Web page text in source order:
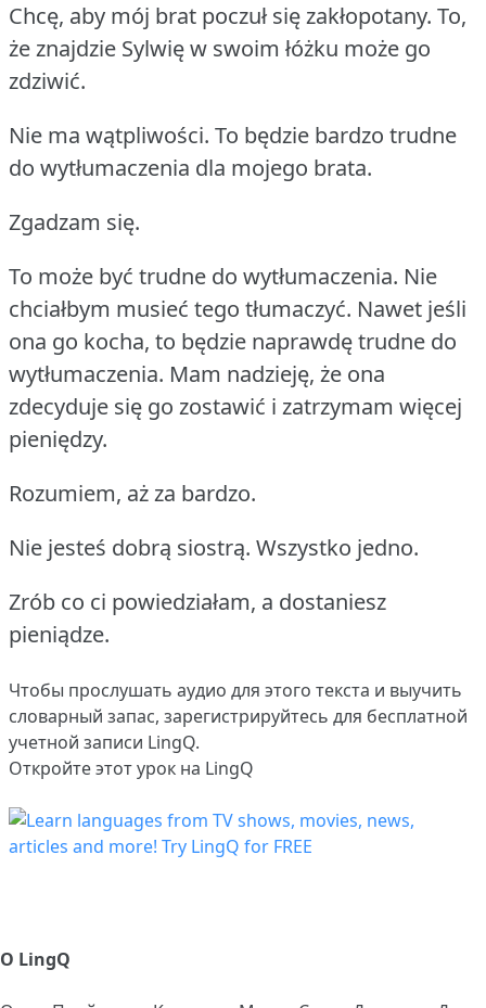
Chcę, aby mój brat poczuł się zakłopotany. To,
że znajdzie Sylwię w swoim łóżku może go
zdziwić.
Nie ma wątpliwości. To będzie bardzo trudne
do wytłumaczenia dla mojego brata.
Zgadzam się.
To może być trudne do wytłumaczenia. Nie
chciałbym musieć tego tłumaczyć. Nawet jeśli
ona go kocha, to będzie naprawdę trudne do
wytłumaczenia. Mam nadzieję, że ona
zdecyduje się go zostawić i zatrzymam więcej
pieniędzy.
Rozumiem, aż za bardzo.
Nie jesteś dobrą siostrą. Wszystko jedno.
Zrób co ci powiedziałam, a dostaniesz
pieniądze.
Чтобы прослушать аудио для этого текста и выучить
словарный запас, зарегистрируйтесь для бесплатной
учетной записи LingQ.
Откройте этот урок на LingQ
О LingQ